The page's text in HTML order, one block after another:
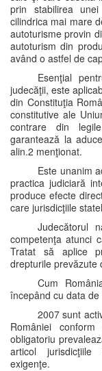
prin stabilirea
cilindrica mai mare
autoturisme provin
autoturism din
având o astfel de
Esenţial
judecăţii, este
din Constituţia
constitutive ale
contrare din
garantează la
alin.2 menţionat.
Este unanim
practica judiciară
produce efecte
care jurisdicţiile
Judecătorul
competenţa atunci
Tratat să aplice
drepturile prevăzute
Cum
începând cu data
2007 sunt
României
obligatoriu
articol jurisdicţiile
exigenţe.